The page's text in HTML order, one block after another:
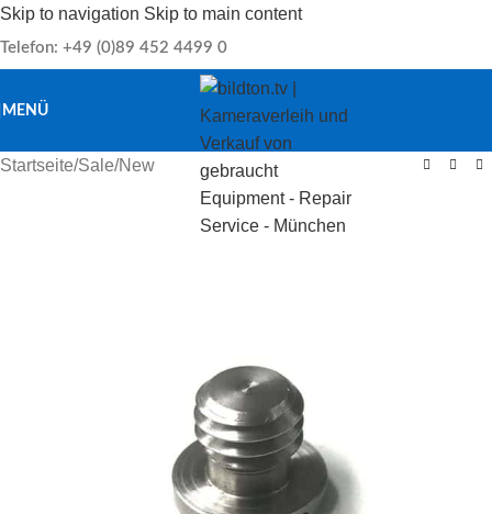
Skip to navigation Skip to main content
Telefon: +49 (0)89 452 4499 0
MENÜ
Startseite/Sale/New